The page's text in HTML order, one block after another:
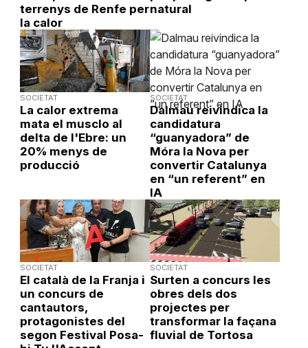
terrenys de Renfe per
la calor
natural
SOCIETAT
La calor extrema
mata el musclo al
delta de l'Ebre: un
20% menys de
producció
SOCIETAT
Dalmau reivindica la
candidatura
“guanyadora” de
Móra la Nova per
convertir Catalunya
en “un referent” en
IA
SOCIETAT
El català de la Franja i
un concurs de
cantautors,
protagonistes del
segon Festival Posa-
SOCIETAT
Surten a concurs les
obres dels dos
projectes per
transformar la façana
fluvial de Tortosa